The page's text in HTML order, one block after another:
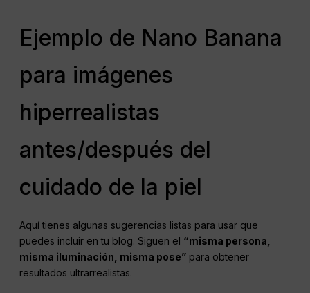
Ejemplo de Nano Banana
para imágenes
hiperrealistas
antes/después del
cuidado de la piel
Aquí tienes algunas sugerencias listas para usar que
puedes incluir en tu blog. Siguen el “misma persona,
misma iluminación, misma pose” para obtener
resultados ultrarrealistas.